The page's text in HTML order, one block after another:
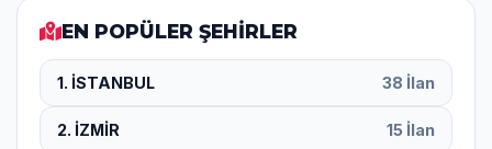
EN POPÜLER ŞEHİRLER
1. İSTANBUL 38 İlan
2. İZMİR 15 İlan